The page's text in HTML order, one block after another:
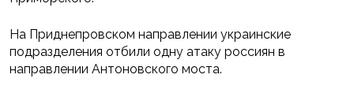
На Приднепровском направлении украинские
подразделения отбили одну атаку россиян в
направлении Антоновского моста.